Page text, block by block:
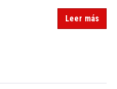
Leer más